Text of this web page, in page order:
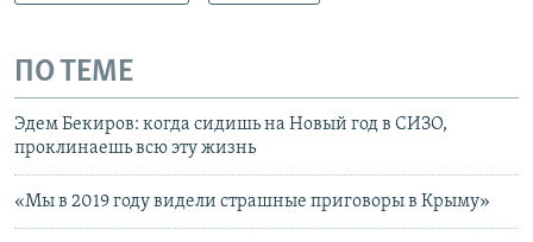
ПО ТЕМЕ
Эдем Бекиров: когда сидишь на Новый год в СИЗО,
проклинаешь всю эту жизнь
«Мы в 2019 году видели страшные приговоры в Крыму»